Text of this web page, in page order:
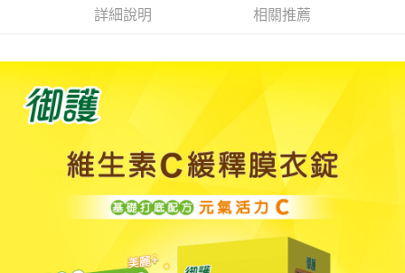
1.本服務由台灣大哥大提供，台灣大哥大用戶可立即使用無須另外申請。
4.訂單成立30分鐘內，如未前往確認交易或遇審核未通過，訂單將自動取
消。如遇「轉專審核」未通過狀況，表示未達大哥付你分期系統評分，恕無
【繳款方式說明】
1.分期款項不併入電信帳單，「大哥付你分期」於每月結算日後寄送繳費提
2.透過簡訊連結打開帳單後，可選擇「超商條碼／台灣大直營門市／銀行轉
帳／街口支付／iPASS MONEY」等通路繳費。
1.本服務係由「台灣大哥大股份有限公司」（以下簡稱本公司）所提供，讓
AFTEE先享後付
便利好安心！
１．簡單：不需註冊會員、不需綁卡、不需儲值。
２．便利：只要手機號碼，簡訊認證，即可結帳。
３．安心：先確認商品／服務後，再付款。
【「AFTEE先享後付」結帳流程】
１．於結帳方式選擇「AFTEE先享後付」後，將跳轉至「AFTEE先享後付」
結帳頁面，進行簡訊認證並確認金額後，即可完成結帳。
２．訂單成立數日內，您將收到繳費通知簡訊。
３．收到繳費通知簡訊後14天內，點擊此簡訊中的連結，可透過四大超商／
ATM／網路銀行／等多元方式進行付款，方視為交易完成。
※ 請注意：結帳手續完成當下不需立刻繳費，但若您需要取消訂單，請聯絡
運送方式
每筆NT$65，滿NT$499(含以上)免運費
付款後萊爾富取貨
每筆NT$65，滿NT$799(含以上)免運費
詳細說明 相關推薦